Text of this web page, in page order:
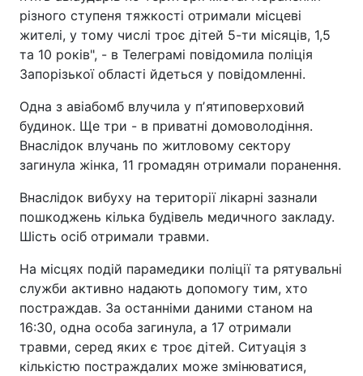
різного ступеня тяжкості отримали місцеві
жителі, у тому числі троє дітей 5-ти місяців, 1,5
та 10 років", - в Телеграмі повідомила поліція
Запорізької області йдеться у повідомленні.
Одна з авіабомб влучила у пʼятиповерховий
будинок. Ще три - в приватні домоволодіння.
Внаслідок влучань по житловому сектору
загинула жінка, 11 громадян отримали поранення.
Внаслідок вибуху на території лікарні зазнали
пошкоджень кілька будівель медичного закладу.
Шість осіб отримали травми.
На місцях подій парамедики поліції та рятувальні
служби активно надають допомогу тим, хто
постраждав. За останніми даними станом на
16:30, одна особа загинула, а 17 отримали
травми, серед яких є троє дітей. Ситуація з
кількістю постраждалих може змінюватися,